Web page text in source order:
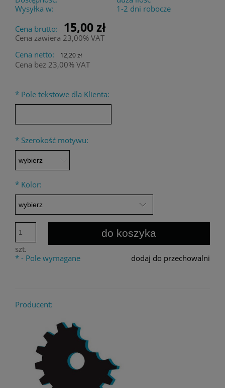
Wysyłka w:
1-2 dni robocze
Cena brutto:
15,00 zł
Cena zawiera 23,00% VAT
Cena netto:
12,20 zł
Cena bez 23,00% VAT
* Pole tekstowe dla Klienta:
* Szerokość motywu:
* Kolor:
szt.
do koszyka
dodaj do przechowalni
* - Pole wymagane
Producent: